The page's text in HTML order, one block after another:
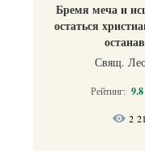
Бремя меча и
остаться
Свящ.
Рейтинг: 9.8
2